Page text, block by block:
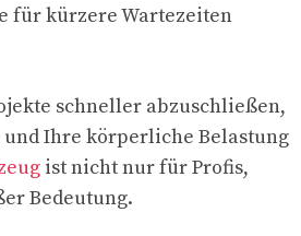
für kürzere Wartezeiten
schneller abzuschließen,
Ihre körperliche Belastung
ist nicht nur für Profis,
Bedeutung.